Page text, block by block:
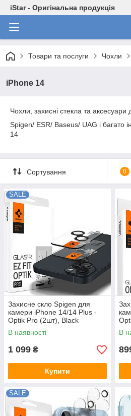
iStar - Оригінальна продукція
Товари та послуги Чохли
iPhone 14
Чохли, захисні стекла та
Spigen/ ESR/ Baseus/ UAG і багато
14
Сортування 0
SALE
Захисне скло Spigen для
камери iPhone 14/14 Plus -
Optik Pro (2шт), Black
(AGL05213)
В наявності
1 099 ₴
Купити
В
SALE